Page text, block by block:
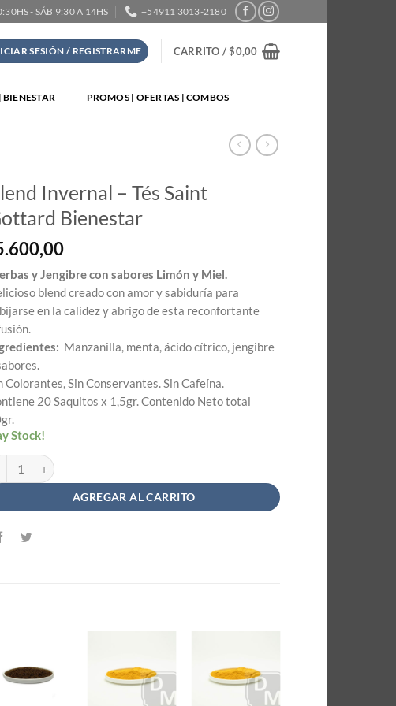
- SÁB 9:30 A 14HS +54911 3013-2180
SESIÓN / REGISTRARME CARRITO /$0,00
PROMOS | OFERTAS | COMBOS
Invernal – Tés Saint
Bienestar
y Jengibre con sabores Limón y Miel.
blend creado con amor y sabiduría para
en la calidez y abrigo de esta reconfortante
Manzanilla, menta, ácido cítrico, jengibre
Colorantes, Sin Conservantes. Sin Cafeína.
20 Saquitos x 1,5gr. Contenido Neto total
Stock!
Invernal - Tés Saint Gottard Bienestar cantidad
AGREGAR AL CARRITO